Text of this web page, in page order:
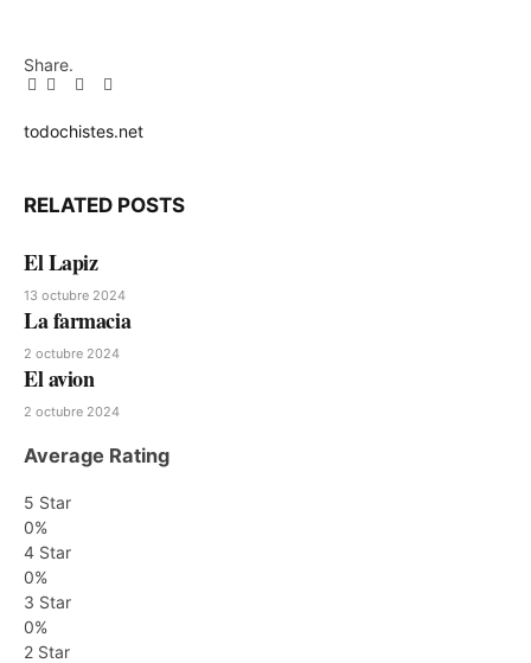
Share.
Facebook
TwitterPinterest
LinkedIn
Tumblr
Email
todochistes.net
RELATED POSTS
El Lapiz
13 octubre 2024
La farmacia
2 octubre 2024
El avion
2 octubre 2024
Average Rating
5 Star
0%
4 Star
0%
3 Star
0%
2 Star